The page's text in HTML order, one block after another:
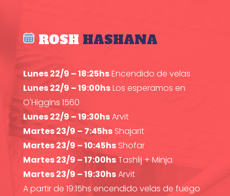
ROSH HASHANA
Lunes 22/9 – 18:25hsEncendido de velas
Lunes 22/9 – 19:00hsLos esperamos en
O'Higgins 1560
Lunes 22/9 – 19:30hsArvit
Martes 23/9 – 7:45hsShajarit
Martes 23/9 – 10:45hsShofar
Martes 23/9 – 17:00hsTashlij + Minja
Martes 23/9 – 19:30hsArvit
A partir de 19:15hs encendido velas de fuego